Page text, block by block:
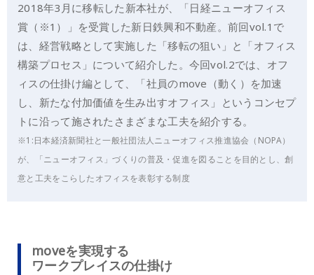
2018年3月に移転した新本社が、「日経ニューオフィス
賞（※1）」を受賞した新日鉄興和不動産。前回vol.1で
は、経営戦略として実施した「移転の狙い」と「オフィス
構築プロセス」について紹介した。今回vol.2では、オフ
ィスの仕掛け編として、「社員のmove（動く）を加速
し、新たな付加価値を生み出すオフィス」というコンセプ
トに沿って施されたさまざまな工夫を紹介する。
※1:日本経済新聞社と一般社団法人ニューオフィス推進協会（NOPA）
が、「ニューオフィス」づくりの普及・促進を図ることを目的とし、創
意と工夫をこらしたオフィスを表彰する制度
moveを実現する
ワークプレイスの仕掛け